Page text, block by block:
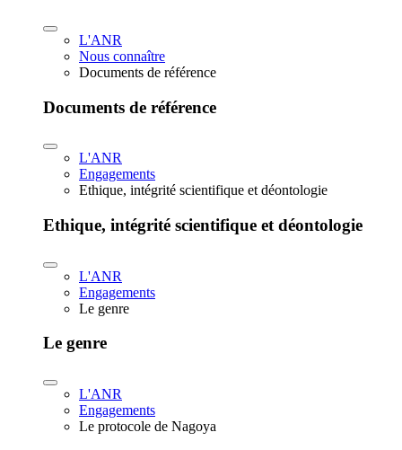
L'ANR
Nous connaître
Documents de référence
Documents de référence
L'ANR
Engagements
Ethique, intégrité scientifique et déontologie
Ethique, intégrité scientifique et déontologie
L'ANR
Engagements
Le genre
Le genre
L'ANR
Engagements
Le protocole de Nagoya